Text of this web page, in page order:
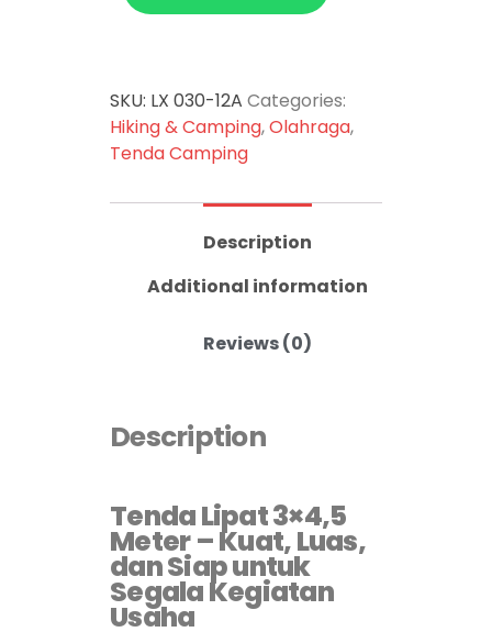
SKU: LX 030-12A Categories:
Hiking & Camping,Olahraga,
Tenda Camping
Description
Additional information
Reviews (0)
Description
Tenda Lipat 3×4,5
Meter – Kuat, Luas,
dan Siap untuk
Segala Kegiatan
Usaha